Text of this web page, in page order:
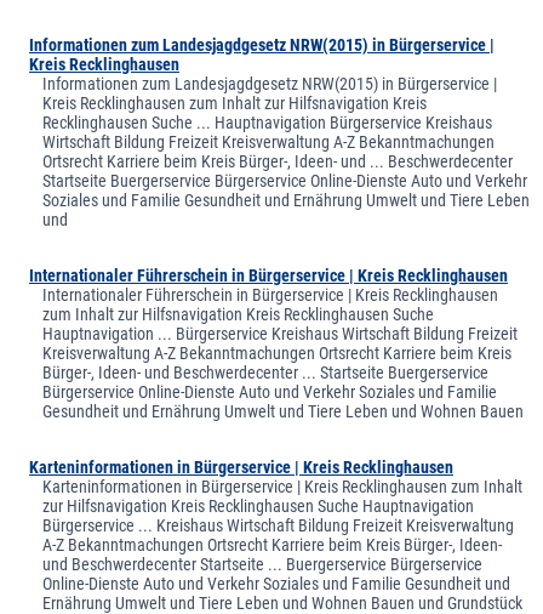
Informationen zum Landesjagdgesetz NRW(2015) in Bürgerservice |
Kreis Recklinghausen
Informationen zum Landesjagdgesetz NRW(2015) in Bürgerservice |
Kreis Recklinghausen zum Inhalt zur Hilfsnavigation Kreis
Recklinghausen Suche ... Hauptnavigation Bürgerservice Kreishaus
Wirtschaft Bildung Freizeit Kreisverwaltung A-Z Bekanntmachungen
Ortsrecht Karriere beim Kreis Bürger-, Ideen- und ... Beschwerdecenter
Startseite Buergerservice Bürgerservice Online-Dienste Auto und Verkehr
Soziales und Familie Gesundheit und Ernährung Umwelt und Tiere Leben
und
Internationaler Führerschein in Bürgerservice | Kreis Recklinghausen
Internationaler Führerschein in Bürgerservice | Kreis Recklinghausen
zum Inhalt zur Hilfsnavigation Kreis Recklinghausen Suche
Hauptnavigation ... Bürgerservice Kreishaus Wirtschaft Bildung Freizeit
Kreisverwaltung A-Z Bekanntmachungen Ortsrecht Karriere beim Kreis
Bürger-, Ideen- und Beschwerdecenter ... Startseite Buergerservice
Bürgerservice Online-Dienste Auto und Verkehr Soziales und Familie
Gesundheit und Ernährung Umwelt und Tiere Leben und Wohnen Bauen
Karteninformationen in Bürgerservice | Kreis Recklinghausen
Karteninformationen in Bürgerservice | Kreis Recklinghausen zum Inhalt
zur Hilfsnavigation Kreis Recklinghausen Suche Hauptnavigation
Bürgerservice ... Kreishaus Wirtschaft Bildung Freizeit Kreisverwaltung
A-Z Bekanntmachungen Ortsrecht Karriere beim Kreis Bürger-, Ideen-
und Beschwerdecenter Startseite ... Buergerservice Bürgerservice
Online-Dienste Auto und Verkehr Soziales und Familie Gesundheit und
Ernährung Umwelt und Tiere Leben und Wohnen Bauen und Grundstück